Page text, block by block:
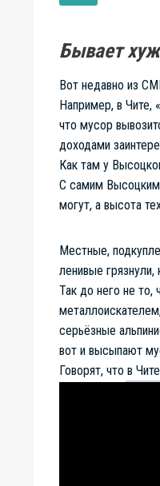
Бывает
Вот недавно из
Например, в Чите,
что мусор
доходами
Как там у
С самим Высоцким
могут, а высота
Местные,
ленивые
Так до него не то,
серьёзные
вот и высыпают
Говорят, что в